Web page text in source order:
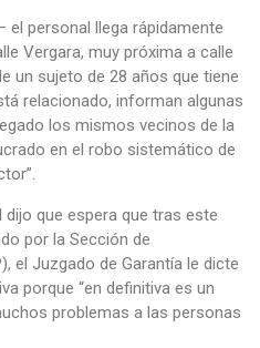
personal llega rápidamente
Vergara, muy próxima a calle
un sujeto de 28 años que tiene
relacionado, informan algunas
los mismos vecinos de la
en el robo sistemático de
que espera que tras este
por la Sección de
el Juzgado de Garantía le dicte
porque “en definitiva es un
problemas a las personas